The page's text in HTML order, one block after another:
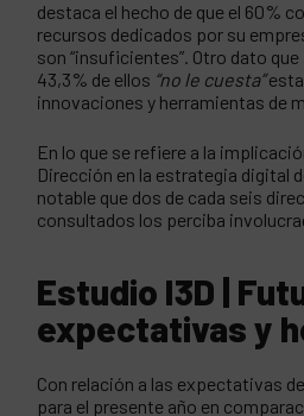
destaca el hecho de que el 60%
recursos dedicados por su
son “insuficientes”. Otro dato que
43,3% de ellos “no le cuesta”
innovaciones y herramientas de
En lo que se refiere a la
Dirección en la estrategia digital
notable que dos de cada seis
consultados los perciba
Estudio I3D |
expectativas y
Con relación a las expectativas
para el presente año en